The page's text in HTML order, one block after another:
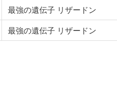
最強の遺伝子 リザードン
最強の遺伝子 リザードン